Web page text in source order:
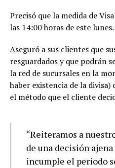
Precisó que la medida de
las 14:00 horas de este lunes.
Aseguró a sus clientes que
resguardados y que podrán
la red de sucursales en la
haber existencia de la
el método que el cliente
“Reiteramos a
de una decisión
incumple el periodo